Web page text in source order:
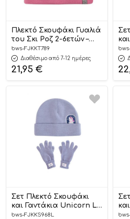
Πλεκτό Σκουφάκι Γυαλιά
του Σκι Ροζ 2-6ετών –
FlapjackKids
bws-FJKKT789
Διαθέσιμο από 7-12 ημέρες
21,95 €
–
Σετ Πλεκτό Σκουφάκι
και Γαντάκια Unicorn L –
FlapjackKids
bws-FJKKS968L